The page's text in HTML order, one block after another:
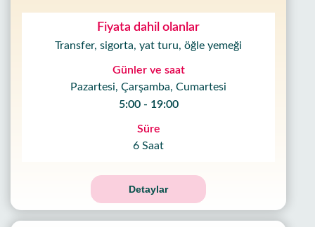
Fiyata dahil olanlar
Transfer, sigorta, yat turu, öğle yemeği
Günler ve saat
Pazartesi, Çarşamba, Cumartesi
5:00 - 19:00
Süre
6 Saat
Detaylar